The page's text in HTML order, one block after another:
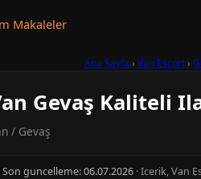
Makaleler
Ana Sayfa › Van Escort›
Gevaş Kaliteli
/ Gevaş
Son guncelleme:06.07.2026 · Icerik, Van